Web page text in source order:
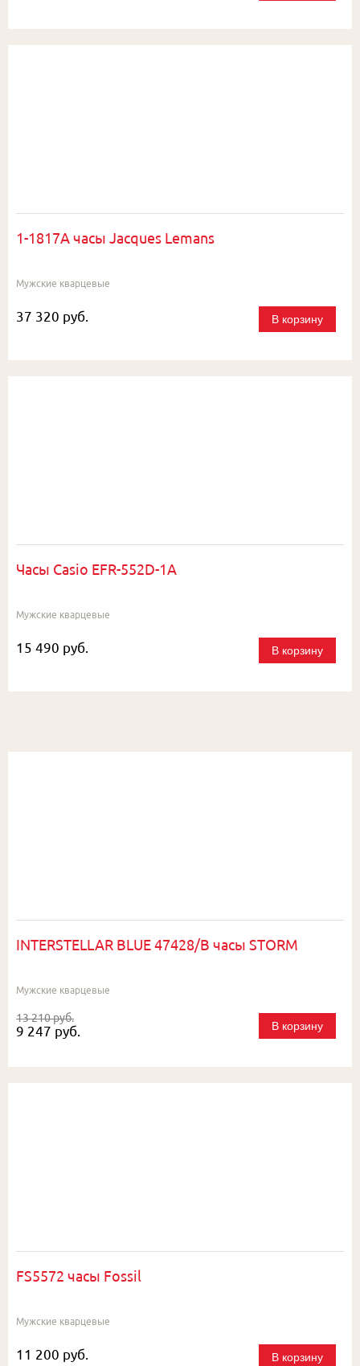
1-1817A часы Jacques Lemans
Мужские кварцевые
37 320 руб. В корзину
Часы Casio EFR-552D-1A
Мужские кварцевые
15 490 руб. В корзину
INTERSTELLAR BLUE 47428/B часы STORM
Мужские кварцевые
13 210 руб.
9 247 руб. В корзину
FS5572 часы Fossil
Мужские кварцевые
11 200 руб. В корзину